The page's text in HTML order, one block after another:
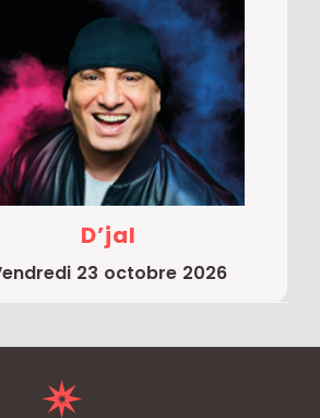
D’jal
vendredi 23 octobre 2026